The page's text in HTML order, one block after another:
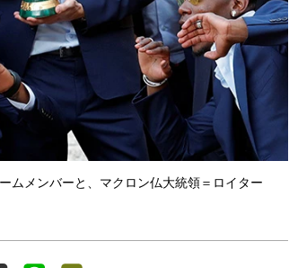
ムメンバーと、マクロン仏大統領＝ロイター